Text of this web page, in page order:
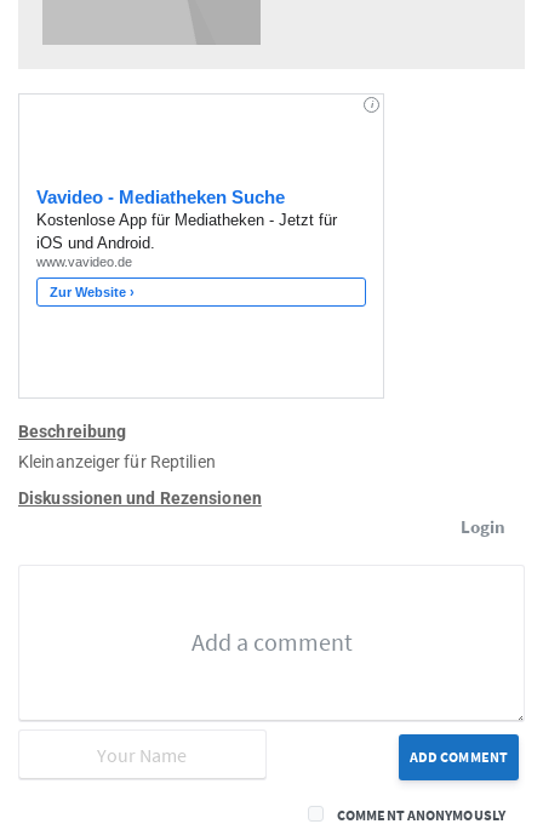
Beschreibung
Kleinanzeiger für Reptilien
Diskussionen und Rezensionen
Login
ADD COMMENT
COMMENT ANONYMOUSLY